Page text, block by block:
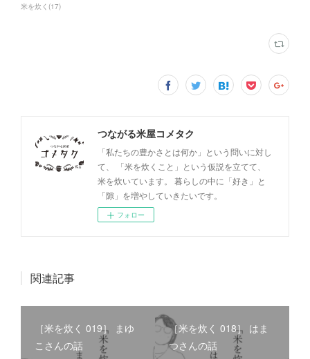
米を炊く (17)
つながる米屋コメタク
「私たちの豊かさとは何か」という問いに対し
て、 「米を炊くこと」という仮説を立てて、
米を炊いています。 暮らしの中に「好き」と
「隙」を増やしていきたいです。
フォロー
関連記事
［米を炊く 019］ まゆ
こさんの話
［米を炊く 018］ はま
つさんの話